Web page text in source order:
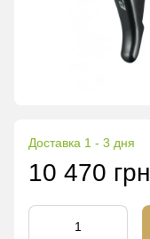
Доставка 1 - 3 дня
10 470 грн